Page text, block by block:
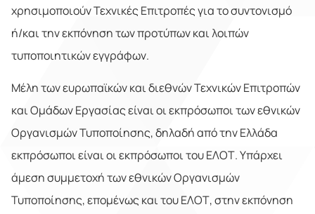
χρησιμοποιούν Τεχνικές Επιτροπές για το συντονισμό
ή/και την εκπόνηση των προτύπων και λοιπών
τυποποιητικών εγγράφων.
Μέλη των ευρωπαϊκών και διεθνών Τεχνικών Επιτροπών
και Ομάδων Εργασίας είναι οι εκπρόσωποι των εθνικών
Οργανισμών Τυποποίησης, δηλαδή από την Ελλάδα
εκπρόσωποι είναι οι εκπρόσωποι του ΕΛΟΤ. Υπάρχει
άμεση συμμετοχή των εθνικών Οργανισμών
Τυποποίησης, επομένως και του ΕΛΟΤ, στην εκπόνηση